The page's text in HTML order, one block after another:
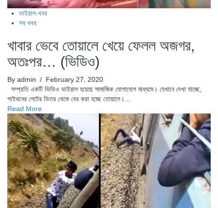
ভাইরাল-খবর
সব খবর
খাবার ভেবে তোয়ালে খেয়ে ফেলল অজগর,
অতঃপর… (ভিডিও)
By admin / February 27, 2020
সম্প্রতি একটি ভিডিও ভাইরাল হয়েছে সামাজিক যোগাযোগ মাধ্যমে। যেখানে দেখা যাচ্ছে,
পাইথনের পেটের ভিতর থেকে বের করা হচ্ছে তোয়ালে।...
Read More